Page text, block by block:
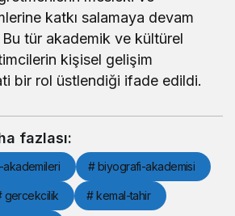
katkı salamaya devam
tür akademik ve kültürel
kişisel gelişim
bir rol üstlendiği ifade edildi.
fazlası:
# biyografi-akademisi
gercekcilik # kemal-tahir